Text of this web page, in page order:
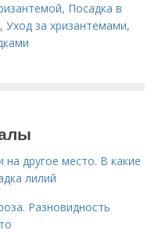
, Посадка в
,Уход за хризантемами,
на другое место. В какие
лилий
Разновидность